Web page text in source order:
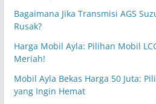
Bagaimana Jika Transmisi AGS
Rusak?
Harga Mobil Ayla: Pilihan Mobil
Meriah!
Mobil Ayla Bekas Harga 50 Juta:
yang Ingin Hemat